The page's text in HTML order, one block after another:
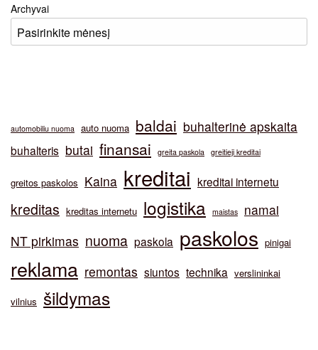
Archyvai
automobiliu nuoma auto nuoma baldai buhalterinė apskaita
buhalteris butai finansai greita paskola greitieji kreditai
greitos paskolos Kaina kreditai kreditai internetu
kreditas kreditas internetu logistika maistas
namai
NT pirkimas nuoma paskola paskolos pinigai
reklama remontas siuntos technika verslininkai
vilnius šildymas